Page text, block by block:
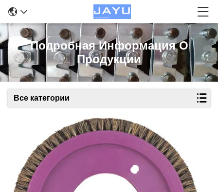
Подробная Информация О
Продукции
Все категории